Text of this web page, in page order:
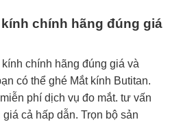
kính chính hãng đúng giá
chính hãng đúng giá và
có thể ghé Mắt kính Butitan.
phí dịch vụ đo mắt. tư vấn
cả hấp dẫn. Trọn bộ sản